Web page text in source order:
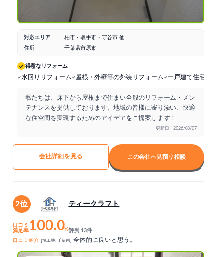
対応エリア
柏市・取手市・守谷市 他
住所
千葉県市原市
得意なリフォーム
水回りリフォーム 屋根・外壁等の外装リフォーム 一戸建て住宅の
私たちは、床下から屋根まで住まい全般のリフォーム・メン
テナンスを提供しております。地域の皆様に寄り添い、快適
な住空間を実現するためのアイデアをご提案します！
更新日：2026/08/07
会社詳細を見る この会社へ見積り相談
2位 ティークラフト
口コミ
満足率100.0%評判 13件
口コミ紹介
[施工地: 千葉県] 全体的に良いと思う。